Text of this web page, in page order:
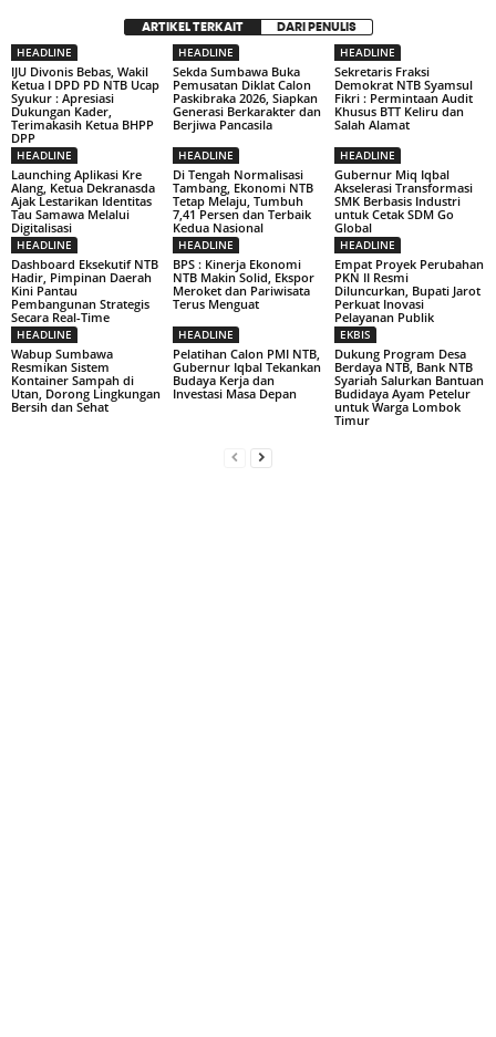
ARTIKEL TERKAIT DARI PENULIS
HEADLINE
IJU Divonis Bebas, Wakil
Ketua I DPD PD NTB Ucap
Syukur : Apresiasi
Dukungan Kader,
Terimakasih Ketua BHPP
DPP
HEADLINE
Sekda Sumbawa Buka
Pemusatan Diklat Calon
Paskibraka 2026, Siapkan
Generasi Berkarakter dan
Berjiwa Pancasila
HEADLINE
Sekretaris Fraksi
Demokrat NTB Syamsul
Fikri : Permintaan Audit
Khusus BTT Keliru dan
Salah Alamat
HEADLINE
Launching Aplikasi Kre
Alang, Ketua Dekranasda
Ajak Lestarikan Identitas
Tau Samawa Melalui
Digitalisasi
HEADLINE
Di Tengah Normalisasi
Tambang, Ekonomi NTB
Tetap Melaju, Tumbuh
7,41 Persen dan Terbaik
Kedua Nasional
HEADLINE
Gubernur Miq Iqbal
Akselerasi Transformasi
SMK Berbasis Industri
untuk Cetak SDM Go
Global
HEADLINE
Dashboard Eksekutif NTB
Hadir, Pimpinan Daerah
Kini Pantau
Pembangunan Strategis
Secara Real-Time
HEADLINE
BPS : Kinerja Ekonomi
NTB Makin Solid, Ekspor
Meroket dan Pariwisata
Terus Menguat
HEADLINE
Empat Proyek Perubahan
PKN II Resmi
Diluncurkan, Bupati Jarot
Perkuat Inovasi
Pelayanan Publik
HEADLINE
Wabup Sumbawa
Resmikan Sistem
Kontainer Sampah di
Utan, Dorong Lingkungan
Bersih dan Sehat
HEADLINE
Pelatihan Calon PMI NTB,
Gubernur Iqbal Tekankan
Budaya Kerja dan
Investasi Masa Depan
EKBIS
Dukung Program Desa
Berdaya NTB, Bank NTB
Syariah Salurkan Bantuan
Budidaya Ayam Petelur
untuk Warga Lombok
Timur